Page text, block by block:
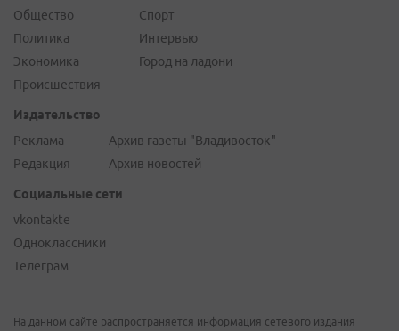
Общество
Политика
Экономика
Происшествия
Спорт
Интервью
Город на ладони
Издательство
Реклама
Редакция
Архив газеты "Владивосток"
Архив новостей
Социальные сети
vkontakte
Одноклассники
Телеграм
На данном сайте распространяется информация сетевого издания